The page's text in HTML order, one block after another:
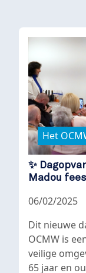
Het
✨
Madou
06/02/2025
Dit nieuwe
OCMW is
veilige
65 jaar en